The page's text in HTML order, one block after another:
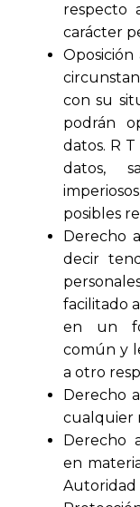
respecto
carácter
con su
podrán
datos. R T
datos,
posibles
Derecho
decir
facilitado
en un
común y
a otro
Derecho
cualquier
Derecho
en
Autoridad